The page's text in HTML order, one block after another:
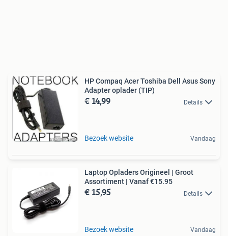
HP Compaq Acer Toshiba Dell Asus Sony
Adapter oplader (TIP)
€ 14,99 Details
Bezoek website Vandaag
Laptop Opladers Origineel | Groot
Assortiment | Vanaf €15.95
€ 15,95 Details
Bezoek website Vandaag